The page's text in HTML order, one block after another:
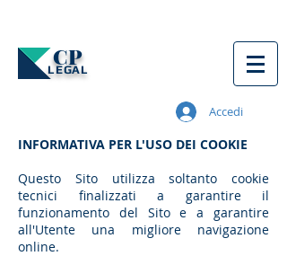
CP
LEGAL
Accedi
INFORMATIVA PER L'USO DEI COOKIE
Questo Sito utilizza soltanto cookie
tecnici finalizzati a garantire il
funzionamento del Sito e a garantire
all'Utente una migliore navigazione
online.